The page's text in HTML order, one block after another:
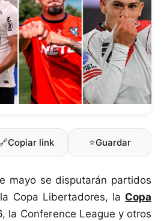
🔗Copiar link ⭐Guardar
mayo se disputarán partidos
Copa Libertadores, la Copa
la Conference League y otros